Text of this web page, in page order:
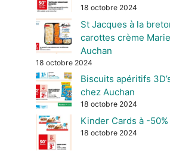
18 octobre 2024
St Jacques à la
carottes crème
Auchan
18 octobre 2024
Biscuits apéritifs
chez Auchan
18 octobre 2024
Kinder Cards à -
18 octobre 2024